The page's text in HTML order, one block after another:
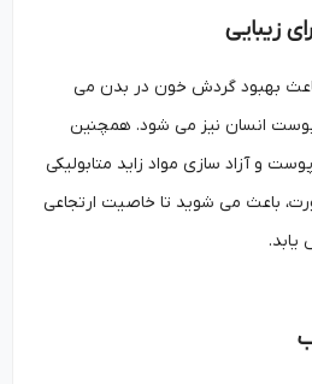
بهبود گردش خون در بدن می
انسان نیز می شود. همچنین
سازی مواد زاید متابولیکی
می شوید تا خاصیت ارتجاعی